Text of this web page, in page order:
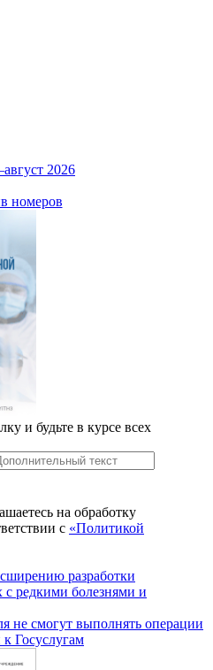
2026
номеров
и будьте в курсе всех
на обработку
с «Политикой
разработки
с редкими болезнями и
не смогут выполнять операции
к Госуслугам